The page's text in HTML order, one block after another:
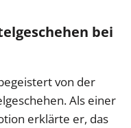
bei
von der
Als einer
erklärte er, das